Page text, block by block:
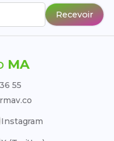
Recevoir
MA
55
Instagram